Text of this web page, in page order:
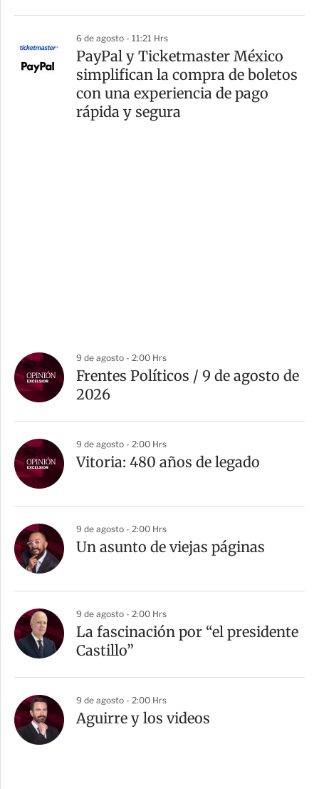
6 de agosto - 11:21 Hrs
PayPal y Ticketmaster México
simplifican la compra de boletos
con una experiencia de pago
rápida y segura
9 de agosto - 2:00 Hrs
Frentes Políticos / 9 de agosto de
2026
9 de agosto - 2:00 Hrs
Vitoria: 480 años de legado
9 de agosto - 2:00 Hrs
Un asunto de viejas páginas
9 de agosto - 2:00 Hrs
La fascinación por “el presidente
Castillo”
9 de agosto - 2:00 Hrs
Aguirre y los videos